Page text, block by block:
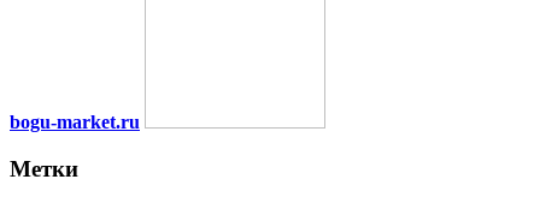
bogu-market.ru
Метки